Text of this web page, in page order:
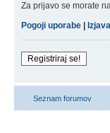
Za prijavo se morate
Pogoji uporabe
Registriraj se!
Seznam forumov